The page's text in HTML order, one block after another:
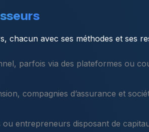
chacun avec ses méthodes et ses
parfois via des plateformes ou
compagnies d’assurance et
ou entrepreneurs disposant de